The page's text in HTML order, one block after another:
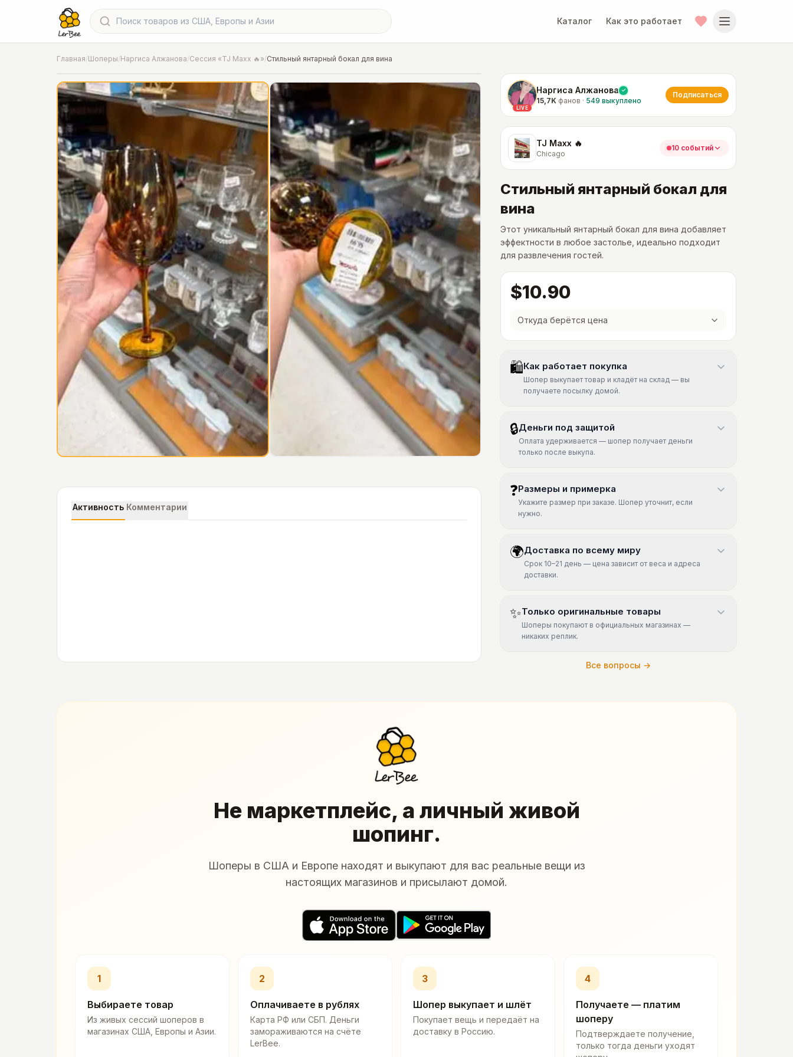
Каталог Как это работает
Главная/Шоперы/Наргиса Алжанова/Сессия «TJ Maxx 🔥»/Стильный янтарный бокал для вина
📍Фото от шопера·Chicago
LIVE
Наргиса Алжанова
15,7K фанов · 549 выкуплено
Подписаться
TJ Maxx 🔥
Chicago
10 событий
Стильный янтарный бокал для
вина
Этот уникальный янтарный бокал для вина добавляет
эффектности в любое застолье, идеально подходит
для развлечения гостей.
$10.90
Откуда берётся цена
🛍Как работает покупка
Шопер выкупает товар и кладёт на склад — вы
получаете посылку домой.
🔒Деньги под защитой
Оплата удерживается — шопер получает деньги
только после выкупа.
❓Размеры и примерка
Укажите размер при заказе. Шопер уточнит, если
нужно.
🌍Доставка по всему миру
Срок 10–21 день — цена зависит от веса и адреса
доставки.
✨Только оригинальные товары
Шоперы покупают в официальных магазинах —
никаких реплик.
Все вопросы →
Активность Комментарии
Не маркетплейс, а личный живой
шопинг.
Шоперы в США и Европе находят и выкупают для вас реальные вещи из
настоящих магазинов и присылают домой.
1
Выбираете товар
Из живых сессий шоперов в
магазинах США, Европы и Азии.
2
Оплачиваете в рублях
Карта РФ или СБП. Деньги
замораживаются на счёте
LerBee.
3
Шопер выкупает и шлёт
Покупает вещь и передаёт на
доставку в Россию.
4
Получаете — платим
шоперу
Подтверждаете получение,
только тогда деньги уходят